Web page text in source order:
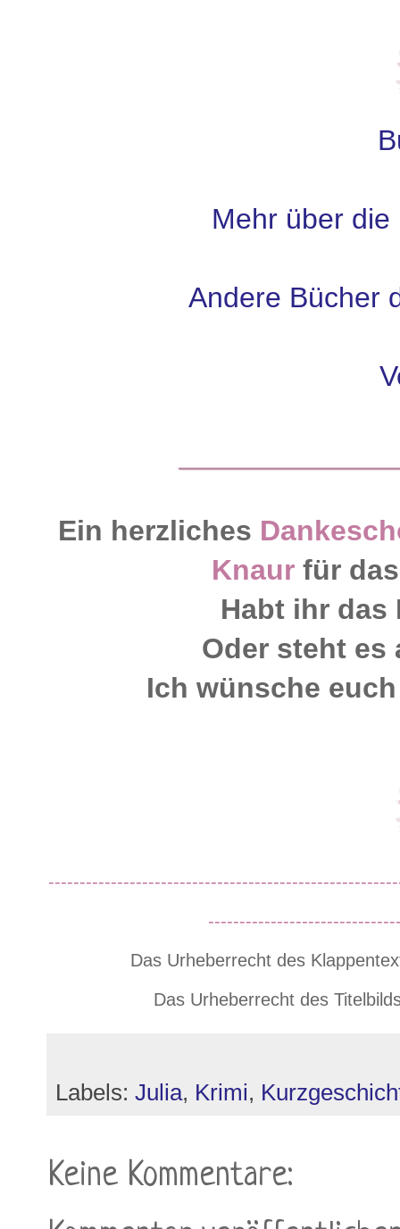
Mehr über
Andere Bücher
Ein herzliches
Knaur für
Habt ihr das
Oder steht es
Ich wünsche
Das Urheberrecht des
Das Urheberrecht des
Labels: Julia, Krimi,
Keine Kommentare: